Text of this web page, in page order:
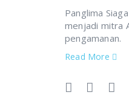
Panglima
menjadi mitra
pengamanan.
Read More